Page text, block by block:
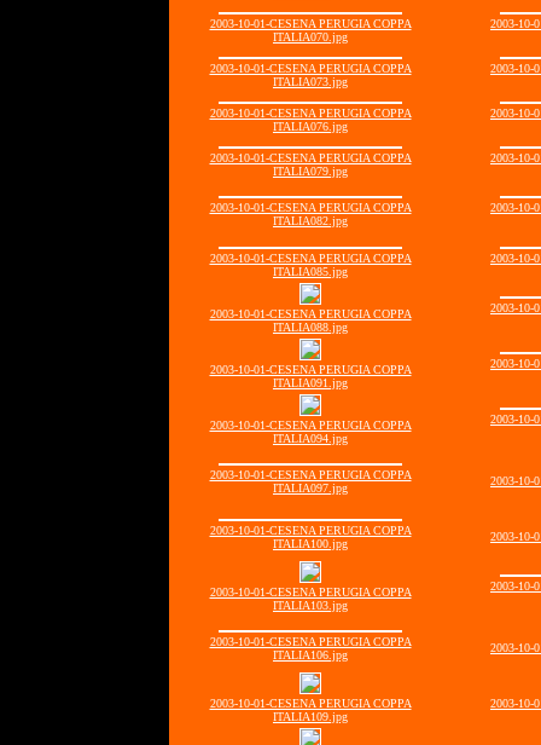
2003-10-01-CESENA PERUGIA COPPA
ITALIA070.jpg
2003-10-
2003-10-01-CESENA PERUGIA COPPA
ITALIA073.jpg
2003-10-
2003-10-01-CESENA PERUGIA COPPA
ITALIA076.jpg
2003-10-
2003-10-01-CESENA PERUGIA COPPA
ITALIA079.jpg
2003-10-
2003-10-01-CESENA PERUGIA COPPA
ITALIA082.jpg
2003-10-
2003-10-01-CESENA PERUGIA COPPA
ITALIA085.jpg
2003-10-
2003-10-01-CESENA PERUGIA COPPA
ITALIA088.jpg
2003-10-
2003-10-01-CESENA PERUGIA COPPA
ITALIA091.jpg
2003-10-
2003-10-01-CESENA PERUGIA COPPA
ITALIA094.jpg
2003-10-
2003-10-01-CESENA PERUGIA COPPA
ITALIA097.jpg
2003-10-
2003-10-01-CESENA PERUGIA COPPA
ITALIA100.jpg
2003-10-
2003-10-01-CESENA PERUGIA COPPA
ITALIA103.jpg
2003-10-
2003-10-01-CESENA PERUGIA COPPA
ITALIA106.jpg
2003-10-
2003-10-01-CESENA PERUGIA COPPA
ITALIA109.jpg
2003-10-